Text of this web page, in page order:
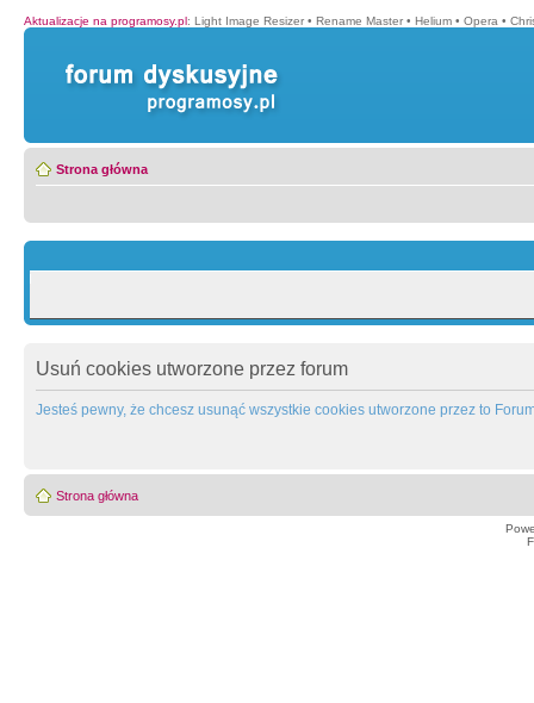
Aktualizacje na programosy.pl: Light Image Resizer • Rename Master • Helium • Opera •
Strona główna
Usuń cookies utworzone przez forum
Jesteś pewny, że chcesz usunąć wszystkie cookies utworzone przez to
Strona główna